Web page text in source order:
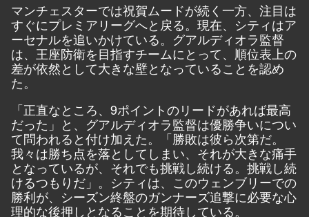
マンチェスターでは祝賀ムードが続く一方、注目は
すぐにプレミアリーグへと戻る。現在、シティはア
ーセナルを追いかけている。グアルディオラ監督
は、王座防衛を目指すチームにとって、順位表上の
差が依然として大きな壁となっていることを認め
た。
「正直なところ、9ポイントのリードがあれば最高
だった」と、グアルディオラ監督は優勝争いについ
て問われると付け加えた。「勝敗は彼ら次第だ。
我々は勝ち点を落としてしまい、それが大きな痛手
となっているが、それでも挑戦し続ける。挑戦し続
けるつもりだ」。シティは、このウェンブリーでの
勝利が、シーズン終盤のガンナーズ追撃に必要な心
理的な後押しとなることを期待している。